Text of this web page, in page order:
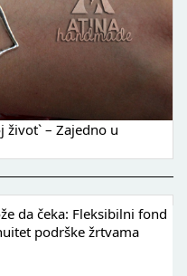
život` – Zajedno u
da čeka: Fleksibilni fond
podrške žrtvama